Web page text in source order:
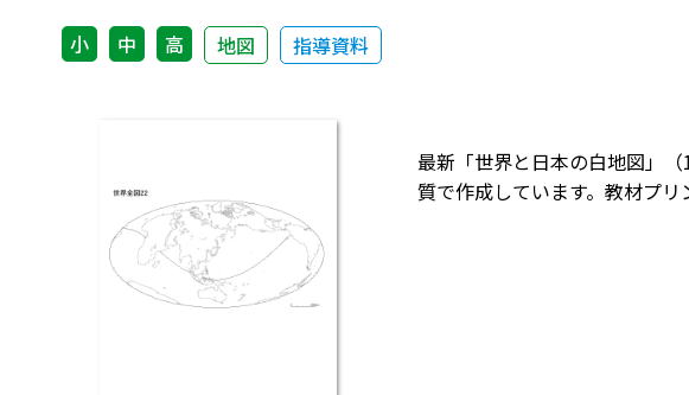
小 中 高 地図 指導資料
最新「世界と日本の白地図」
質で作成しています。教材プ